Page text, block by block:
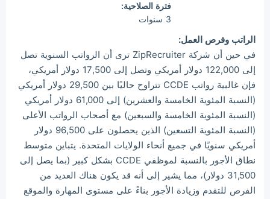
فترة الصلاحية:
3 سنوات
الراتب وفرص العمل:
في حين أن شركة ZipRecruiter ترى أن الرواتب السنوية تصل
إلى 122,000 دولار أمريكي وتصل إلى 17,500 دولار أمريكي،
فإن غالبية رواتب CCDE تتراوح حاليًا بين 29,500 دولار أمريكي
(النسبة المئوية الخامسة والعشرين) إلى 61,000 دولار أمريكي
(النسبة المئوية الخامسة والسبعين) مع أصحاب الرواتب الأعلى
(النسبة المئوية التسعين) الذين يحصلون على 96,500 دولار
أمريكي سنويًا في جميع أنحاء الولايات المتحدة. يتباين متوسط
نطاق الأجور بالنسبة لموظفي CCDE بشكل كبير (بما يصل إلى
31,500 دولار)، مما يشير إلى أنه قد يكون هناك العديد من
الفرص للتقدم وزيادة الأجور بناءً على مستوى المهارة والموقع